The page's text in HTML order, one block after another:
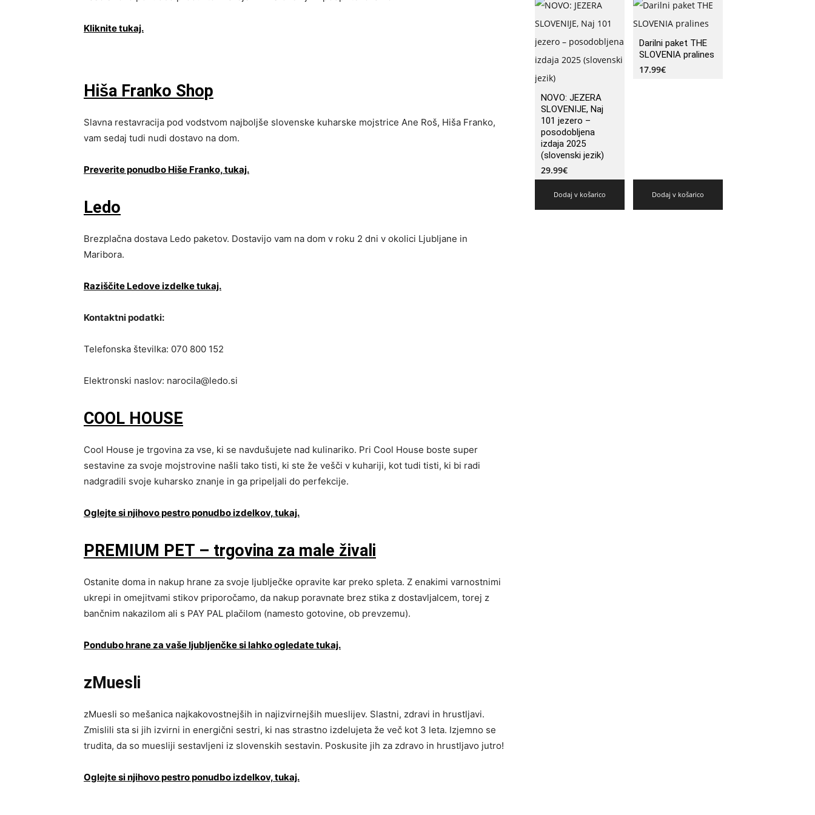
Kliknite tukaj.
Hiša Franko Shop
Slavna restavracija pod vodstvom najboljše slovenske kuharske mojstrice Ane Roš, Hiša Franko,
vam sedaj tudi nudi dostavo na dom.
Preverite ponudbo Hiše Franko, tukaj.
Ledo
Brezplačna dostava Ledo paketov. Dostavijo vam na dom v roku 2 dni v okolici Ljubljane in
Maribora.
Raziščite Ledove izdelke tukaj.
Kontaktni podatki:
Telefonska številka: 070 800 152
Elektronski naslov: narocila@ledo.si
COOL HOUSE
Cool House je trgovina za vse, ki se navdušujete nad kulinariko. Pri Cool House boste super
sestavine za svoje mojstrovine našli tako tisti, ki ste že vešči v kuhariji, kot tudi tisti, ki bi radi
nadgradili svoje kuharsko znanje in ga pripeljali do perfekcije.
Oglejte si njihovo pestro ponudbo izdelkov, tukaj.
PREMIUM PET – trgovina za male živali
Ostanite doma in nakup hrane za svoje ljublječke opravite kar preko spleta. Z enakimi varnostnimi
ukrepi in omejitvami stikov priporočamo, da⁣ nakup poravnate brez stika z dostavljalcem, torej z
bančnim nakazilom ali s PAY PAL plačilom (namesto gotovine, ob prevzemu).⁣⁣
Pondubo hrane za vaše ljubljenčke si lahko ogledate tukaj.
zMuesli
zMuesli so mešanica najkakovostnejših in najizvirnejših mueslijev. Slastni, zdravi in hrustljavi.
Zmislili sta si jih izvirni in energični sestri, ki nas strastno izdelujeta že več kot 3 leta. Izjemno se
trudita, da so muesliji sestavljeni iz slovenskih sestavin. Poskusite jih za zdravo in hrustljavo jutro!
Oglejte si njihovo pestro ponudbo izdelkov, tukaj.
NOVO: JEZERA
SLOVENIJE, Naj
101 jezero –
posodobljena
izdaja 2025
(slovenski jezik)
29.99€
Dodaj v košarico
Darilni paket THE
SLOVENIA pralines
17.99€
Dodaj v košarico